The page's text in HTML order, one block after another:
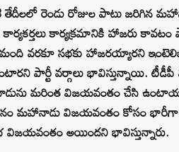
రెండు రోజుల పాటు జరిగిన
కార్యక్రమానికి హాజరు కావటం
వరకూ సభకు హాజరయ్యారని
పార్టీ వర్గాలు భావిస్తున్నాయి.
మరింత విజయవంతం చేసి
మహానాడు విజయవంతం కోసం భారీగా
విజయవంతం అయిందని భావిస్తున్నారు.